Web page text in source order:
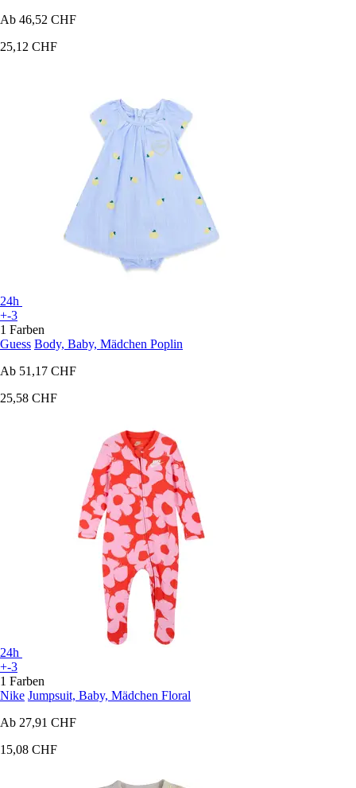
Ab 46,52 CHF
25,12 CHF
24h
+-3
1 Farben
Guess Body, Baby, Mädchen Poplin
Ab 51,17 CHF
25,58 CHF
24h
+-3
1 Farben
Nike Jumpsuit, Baby, Mädchen Floral
Ab 27,91 CHF
15,08 CHF